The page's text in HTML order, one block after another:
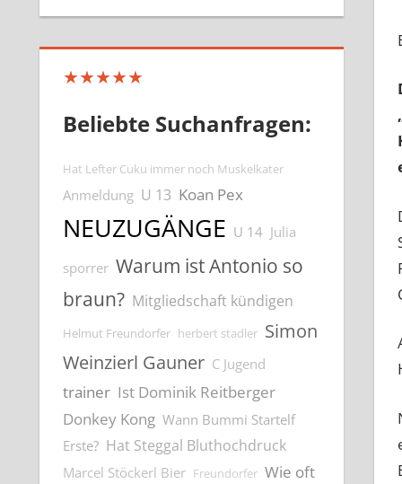
★★★★★
Beliebte Suchanfragen:
Hat Lefter Cuku immer noch Muskelkater
Anmeldung U 13 Koan Pex
NEUZUGÄNGE U 14 Julia
sporrer Warum ist Antonio so
braun? Mitgliedschaft kündigen
Helmut Freundorfer herbert stadler Simon
Weinzierl Gauner C Jugend
trainer Ist Dominik Reitberger
Donkey Kong Wann Bummi Startelf
Erste? Hat Steggal Bluthochdruck
Marcel Stöckerl Bier Freundorfer Wie oft